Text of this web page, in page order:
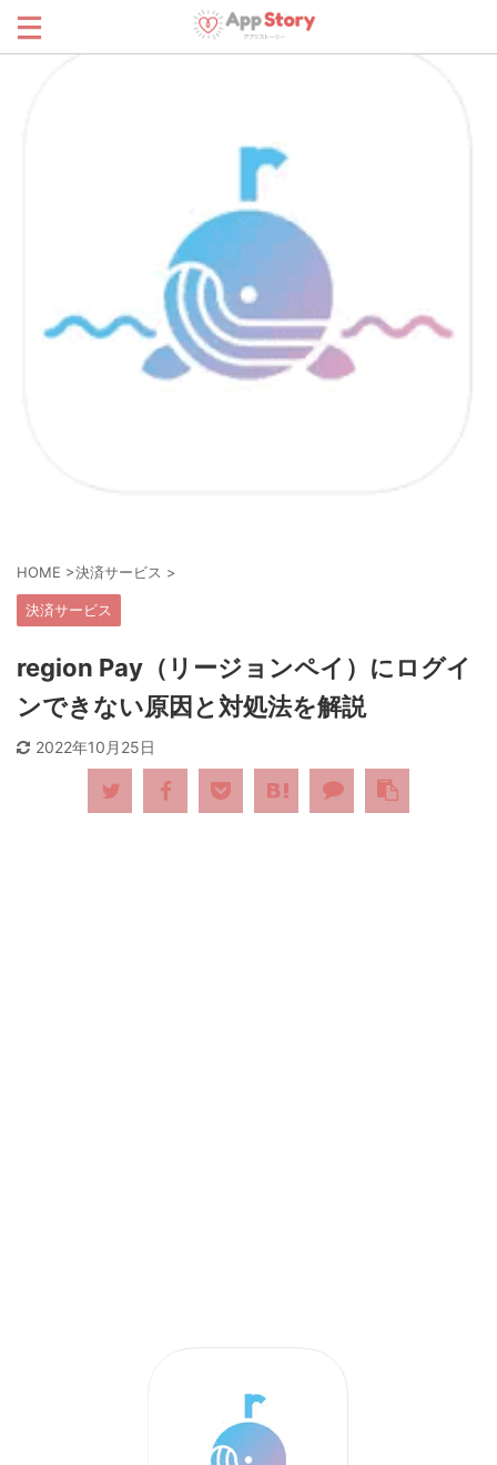
HOME >決済サービス >
決済サービス
region Pay（リージョンペイ）にログイ
ンできない原因と対処法を解説
2022年10月25日